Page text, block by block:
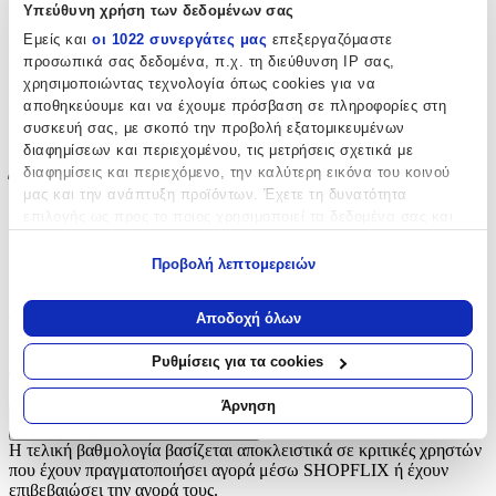
Υπεύθυνη χρήση των δεδομένων σας
Εμείς και οι 1022 συνεργάτες μας επεξεργαζόμαστε
προσωπικά σας δεδομένα, π.χ. τη διεύθυνση IP σας,
χρησιμοποιώντας τεχνολογία όπως cookies για να
αποθηκεύουμε και να έχουμε πρόσβαση σε πληροφορίες στη
συσκευή σας, με σκοπό την προβολή εξατομικευμένων
διαφημίσεων και περιεχομένου, τις μετρήσεις σχετικά με
διαφημίσεις και περιεχόμενο, την καλύτερη εικόνα του κοινού
μας και την ανάπτυξη προϊόντων. Έχετε τη δυνατότητα
Να συλλέξουμε πληροφορίες σχετικά με τη γεωγραφική
σας τοποθεσία, οι οποίες μπορεί να είναι ακριβείς σε
απόσταση μερικών μέτρων
Να αναγνωρίσουμε τη συσκευή σας σαρώνοντας ενεργά
για συγκεκριμένα χαρακτηριστικά (δακτυλικό αποτύπωμα)
Μάθετε περισσότερα σχετικά με τον τρόπο επεξεργασίας των
προσωπικών σας δεδομένων και καθορίστε τις προτιμήσεις σας
στηνενότητα “Λεπτομέρειες”. Μπορείτε να αλλάξετε ή να
ανακαλέσετε τη συγκατάθεσή σας ανά πάσα στιγμή από τη
Προβολή λεπτομερειών
Αποδοχή όλων
Ρυθμίσεις για τα cookies
Άρνηση
autokolitakia.gr
Βασικά Χαρακτηριστικά
Είδος:
Τοίχου
Έξτρα Χαρακτηριστικά
Βινυλίου:
Αξιολογήσεις
Προς το παρόν δεν υπάρχουν άλλες αξιολογήσεις. Όταν
προστεθούν, θα εμφανιστούν εδώ.
Πώς υπολογίζεται η βαθμολογία
Η τελική βαθμολογία βασίζεται αποκλειστικά σε κριτικές χρηστών
που έχουν πραγματοποιήσει αγορά μέσω SHOPFLIX ή έχουν
επιβεβαιώσει την αγορά τους.